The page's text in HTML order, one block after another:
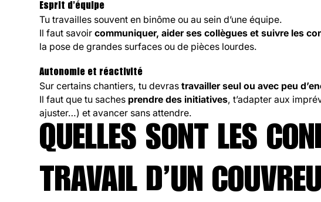
Esprit d’équipe
Tu travailles souvent en binôme ou au sein d’une équipe.
Il faut savoircommuniquer, aider ses collègues et suivre les
la pose de grandes surfaces ou de pièces lourdes.
Autonomie et réactivité
Sur certains chantiers, tu devrastravailler seul ou avec peu
Il faut que tu saches prendre des initiatives, t’adapter aux
ajuster…) et avancer sans attendre.
QUELLES SONT LES
TRAVAIL D’UN